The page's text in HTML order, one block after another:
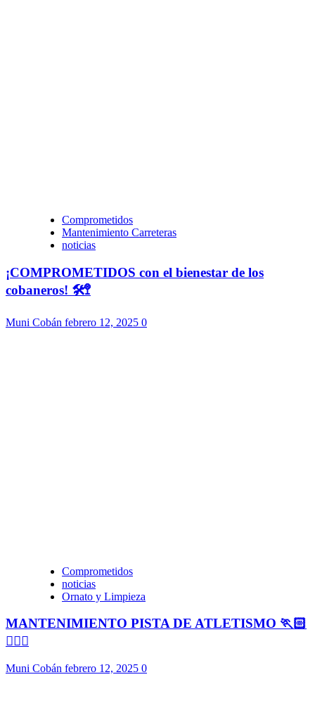
Comprometidos
Mantenimiento Carreteras
noticias
¡COMPROMETIDOS con el bienestar de los
cobaneros! 🛠️🚏
Muni Cobán febrero 12, 2025 0
Comprometidos
noticias
Ornato y Limpieza
MANTENIMIENTO PISTA DE ATLETISMO 🏃🏻
🏃🏻‍♀️
Muni Cobán febrero 12, 2025 0